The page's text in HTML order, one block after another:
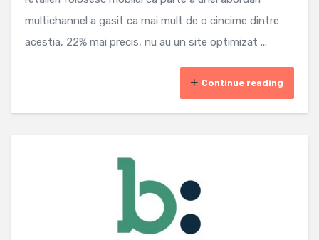
multichannel a gasit ca mai mult de o cincime dintre
acestia, 22% mai precis, nu au un site optimizat ...
Continue reading